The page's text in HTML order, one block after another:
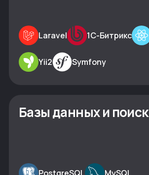
Laravel 1С-Битрикс
Yii2 Symfony
Базы данных и поиск